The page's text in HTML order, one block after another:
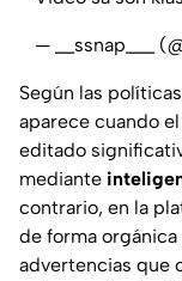
— __ssnap___
Según las
aparece cuando
editado
mediante
contrario, en la
de forma
advertencias que